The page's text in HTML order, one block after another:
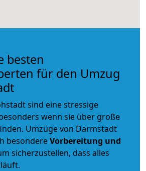
besten
für den Umzug
sind eine stressige
wenn sie über große
Umzüge von Darmstadt
besondereVorbereitung und
sicherzustellen, dass alles